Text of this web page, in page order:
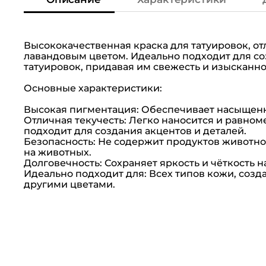
Высококачественная краска для татуировок,
лавандовым цветом. Идеально подходит для
татуировок, придавая им свежесть и
Основные характеристики:
Высокая пигментация: Обеспечивает
Отличная текучесть: Легко наносится и
подходит для создания акцентов и деталей.
Безопасность: Не содержит продуктов
на животных.
Долговечность: Сохраняет яркость и
Идеально подходит для: Всех типов кожи,
другими цветами.